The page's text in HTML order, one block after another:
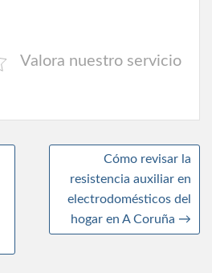
Valora nuestro servicio
Cómo revisar la
resistencia auxiliar en
electrodomésticos del
hogar en A Coruña →